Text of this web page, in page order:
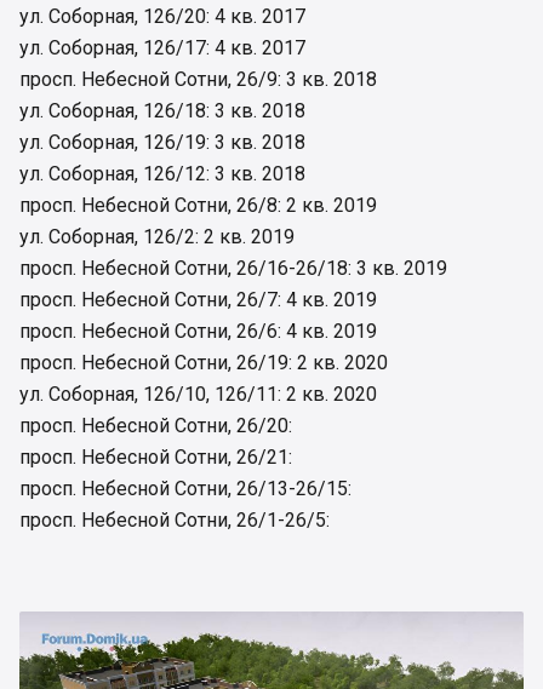
ул. Соборная, 126/20: 4 кв. 2017
ул. Соборная, 126/17: 4 кв. 2017
просп. Небесной Сотни, 26/9: 3 кв. 2018
ул. Соборная, 126/18: 3 кв. 2018
ул. Соборная, 126/19: 3 кв. 2018
ул. Соборная, 126/12: 3 кв. 2018
просп. Небесной Сотни, 26/8: 2 кв. 2019
ул. Соборная, 126/2: 2 кв. 2019
просп. Небесной Сотни, 26/16-26/18: 3 кв. 2019
просп. Небесной Сотни, 26/7: 4 кв. 2019
просп. Небесной Сотни, 26/6: 4 кв. 2019
просп. Небесной Сотни, 26/19: 2 кв. 2020
ул. Соборная, 126/10, 126/11: 2 кв. 2020
просп. Небесной Сотни, 26/20:
просп. Небесной Сотни, 26/21:
просп. Небесной Сотни, 26/13-26/15:
просп. Небесной Сотни, 26/1-26/5: